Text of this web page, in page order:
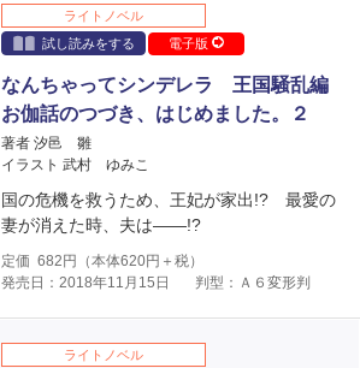
ライトノベル
試し読みをする
電子版
なんちゃってシンデレラ 王国騒乱編
お伽話のつづき、はじめました。２
著者 汐邑 雛
イラスト 武村 ゆみこ
国の危機を救うため、王妃が家出!? 最愛の
妻が消えた時、夫は――!?
定価 682 円（本体620円＋税）
発売日：2018年11月15日
判型：Ａ６変形判
ライトノベル